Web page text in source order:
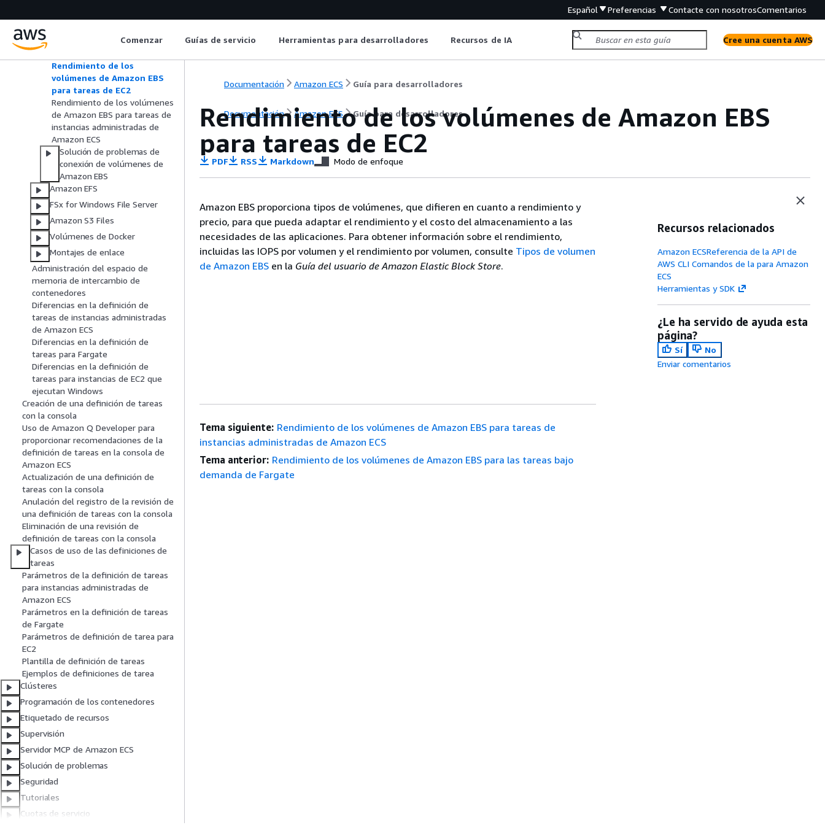
Español Preferencias Contacte con nosotrosComentarios
Comenzar Guías de servicio Herramientas para desarrolladores Recursos de IA Cree una cuenta AWS
de Amazon EBS para las tareas
Rendimiento de los
volúmenes de Amazon EBS
para tareas de EC2
Rendimiento de los volúmenes
de Amazon EBS para tareas de
instancias administradas de
Amazon ECS
Solución de problemas de
conexión de volúmenes de
Amazon EBS
Amazon EFS
FSx for Windows File Server
Amazon S3 Files
Volúmenes de Docker
Montajes de enlace
Administración del espacio de
memoria de intercambio de
contenedores
Diferencias en la definición de
tareas de instancias administradas
de Amazon ECS
Diferencias en la definición de
tareas para Fargate
Diferencias en la definición de
tareas para instancias de EC2 que
ejecutan Windows
Creación de una definición de tareas
con la consola
Uso de Amazon Q Developer para
proporcionar recomendaciones de la
definición de tareas en la consola de
Amazon ECS
Actualización de una definición de
tareas con la consola
Anulación del registro de la revisión de
una definición de tareas con la consola
Eliminación de una revisión de
definición de tareas con la consola
Casos de uso de las definiciones de
tareas
Parámetros de la definición de tareas
para instancias administradas de
Amazon ECS
Parámetros en la definición de tareas
de Fargate
Parámetros de definición de tarea para
EC2
Plantilla de definición de tareas
Ejemplos de definiciones de tarea
Clústeres
Programación de los contenedores
Etiquetado de recursos
Supervisión
Servidor MCP de Amazon ECS
Solución de problemas
Seguridad
Tutoriales
Cuotas de servicio
Documentación Amazon ECS Guía para desarrolladores
Documentación Amazon ECS Guía para desarrolladores
Rendimiento de los volúmenes de Amazon EBS
para tareas de EC2
PDF RSS Markdown Modo de enfoque
Amazon EBS proporciona tipos de volúmenes, que difieren en cuanto a rendimiento y
precio, para que pueda adaptar el rendimiento y el costo del almacenamiento a las
necesidades de las aplicaciones. Para obtener información sobre el rendimiento,
incluidas las IOPS por volumen y el rendimiento por volumen, consulte Tipos de volumen
de Amazon EBS en la Guía del usuario de Amazon Elastic Block Store.
Recursos relacionados
Amazon ECSReferencia de la API de
AWS CLI Comandos de la para Amazon
ECS
Herramientas y SDK
¿Le ha servido de ayuda esta
página?
Sí
No
Enviar comentarios
Tema siguiente: Rendimiento de los volúmenes de Amazon EBS para tareas de
instancias administradas de Amazon ECS
Tema anterior: Rendimiento de los volúmenes de Amazon EBS para las tareas bajo
demanda de Fargate